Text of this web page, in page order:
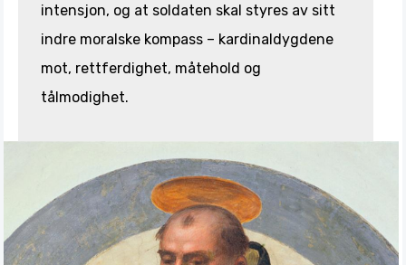
intensjon, og at soldaten skal styres av sitt
indre moralske kompass – kardinaldygdene
mot, rettferdighet, måtehold og
tålmodighet.